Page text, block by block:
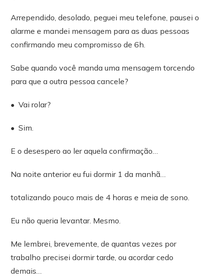
Arrependido, desolado, peguei meu telefone, pausei o
alarme e mandei mensagem para as duas pessoas
confirmando meu compromisso de 6h.
Sabe quando você manda uma mensagem torcendo
para que a outra pessoa cancele?
•⁠ ⁠Vai rolar?
•⁠ ⁠Sim.
E o desespero ao ler aquela confirmação…
Na noite anterior eu fui dormir 1 da manhã…
totalizando pouco mais de 4 horas e meia de sono.
Eu não queria levantar. Mesmo.
Me lembrei, brevemente, de quantas vezes por
trabalho precisei dormir tarde, ou acordar cedo
demais…